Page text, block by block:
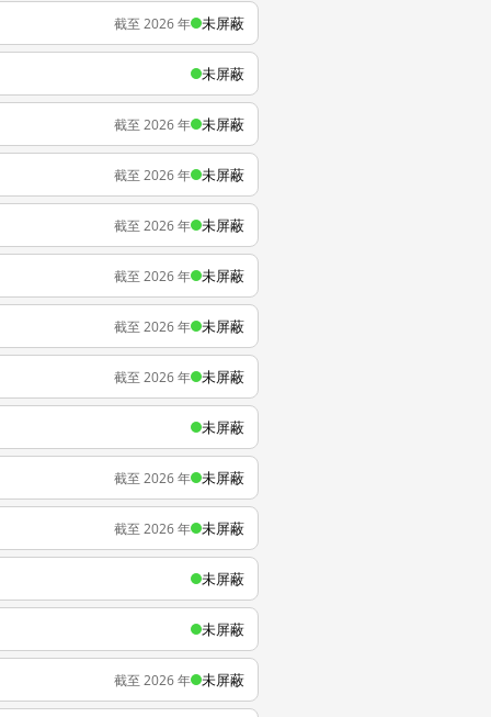
截至 2026 年 未屏蔽
未屏蔽
截至 2026 年 未屏蔽
截至 2026 年 未屏蔽
截至 2026 年 未屏蔽
截至 2026 年 未屏蔽
截至 2026 年 未屏蔽
截至 2026 年 未屏蔽
未屏蔽
截至 2026 年 未屏蔽
截至 2026 年 未屏蔽
未屏蔽
未屏蔽
截至 2026 年 未屏蔽